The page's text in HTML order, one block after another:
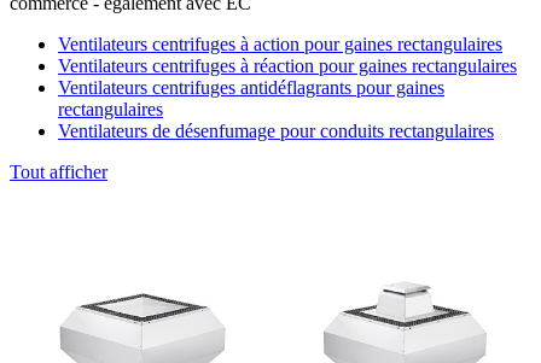
Ventilateurs centrifuges à action pour gaines rectangulaires
Ventilateurs centrifuges à réaction pour gaines rectangulaires
Ventilateurs centrifuges antidéflagrants pour gaines
rectangulaires
Ventilateurs de désenfumage pour conduits rectangulaires
Tout afficher